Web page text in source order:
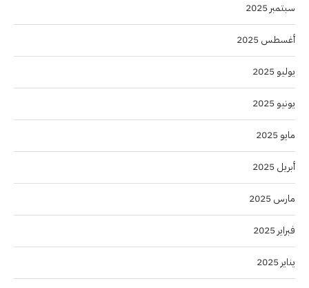
سبتمبر 2025
أغسطس 2025
يوليو 2025
يونيو 2025
مايو 2025
أبريل 2025
مارس 2025
فبراير 2025
يناير 2025